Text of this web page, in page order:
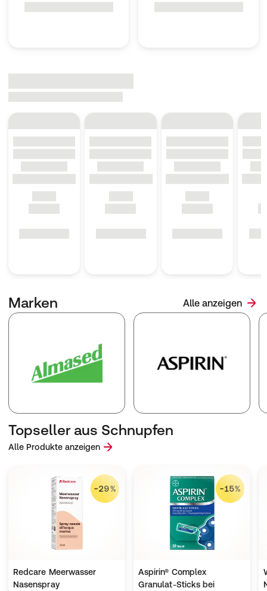
Marken Alle anzeigen
Topseller aus Schnupfen
Alle Produkte anzeigen
-29%
Redcare Meerwasser
Nasenspray
-15%
Aspirin® Complex
Granulat-Sticks bei